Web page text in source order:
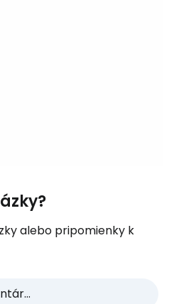
alebo pripomienky k